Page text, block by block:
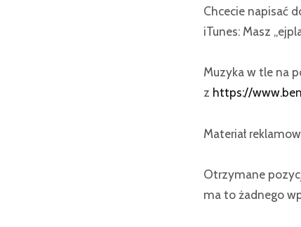
Chcecie napisać
iTunes: Masz
Muzyka w tle na
z https://
Materiał
Otrzymane
ma to żadnego